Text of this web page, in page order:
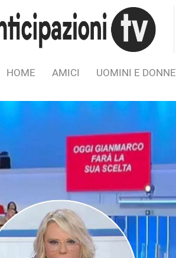
HOME AMICI UOMINI E DONNE